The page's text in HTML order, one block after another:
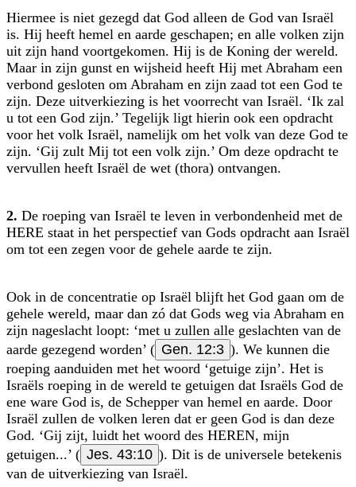
Hiermee is niet gezegd dat God alleen de God van Israël
is. Hij heeft hemel en aarde geschapen; en alle volken zijn
uit zijn hand voortgekomen. Hij is de Koning der wereld.
Maar in zijn gunst en wijsheid heeft Hij met Abraham een
verbond gesloten om Abraham en zijn zaad tot een God te
zijn. Deze uitverkiezing is het voorrecht van Israël. ‘Ik zal
u tot een God zijn.’ Tegelijk ligt hierin ook een opdracht
voor het volk Israël, namelijk om het volk van deze God te
zijn. ‘Gij zult Mij tot een volk zijn.’ Om deze opdracht te
vervullen heeft Israël de wet (thora) ontvangen.
2. De roeping van Israël te leven in verbondenheid met de
HERE staat in het perspectief van Gods opdracht aan Israël
om tot een zegen voor de gehele aarde te zijn.
Ook in de concentratie op Israël blijft het God gaan om de
gehele wereld, maar dan zó dat Gods weg via Abraham en
zijn nageslacht loopt: ‘met u zullen alle geslachten van de
aarde gezegend worden’ ( Gen. 12:3 ). We kunnen die
roeping aanduiden met het woord ‘getuige zijn’. Het is
Israëls roeping in de wereld te getuigen dat Israëls God de
ene ware God is, de Schepper van hemel en aarde. Door
Israël zullen de volken leren dat er geen God is dan deze
God. ‘Gij zijt, luidt het woord des HEREN, mijn
getuigen...’ ( Jes. 43:10 ). Dit is de universele betekenis
van de uitverkiezing van Israël.